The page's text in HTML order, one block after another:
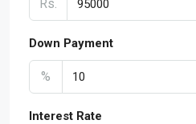
Rs.
Down Payment
%
Interest Rate